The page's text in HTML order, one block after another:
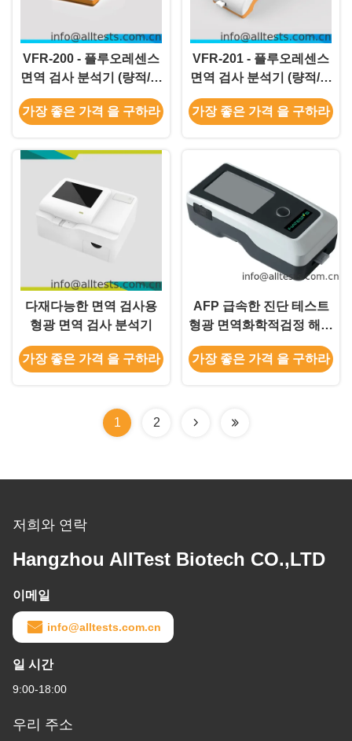
VFR-200 - 플루오레센스
면역 검사 분석기 (량적/질
적)
가장 좋은 가격 을 구하라
VFR-201 - 플루오레센스
면역 검사 분석기 (량적/질
적)
가장 좋은 가격 을 구하라
다재다능한 면역 검사용
형광 면역 검사 분석기
가장 좋은 가격 을 구하라
AFP 급속한 진단 테스트
형광 면역화학적검정 해석
기 전혈/Surem/플라스마
가장 좋은 가격 을 구하라
1 2
저희와 연락
Hangzhou AllTest Biotech CO.,LTD
이메일
info@alltests.com.cn
일 시간
9:00-18:00
우리 주소